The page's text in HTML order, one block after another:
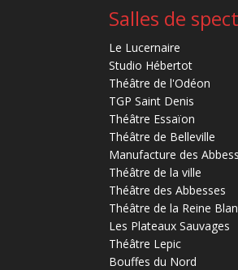
Salles de
Le Lucernaire
Studio Hébertot
Théâtre de l'Odéon
TGP Saint Denis
Théâtre Essaïon
Théâtre de Belleville
Manufacture des
Théâtre de la ville
Théâtre des Abbesses
Théâtre de la Reine
Les Plateaux Sauvages
Théâtre Lepic
Bouffes du Nord